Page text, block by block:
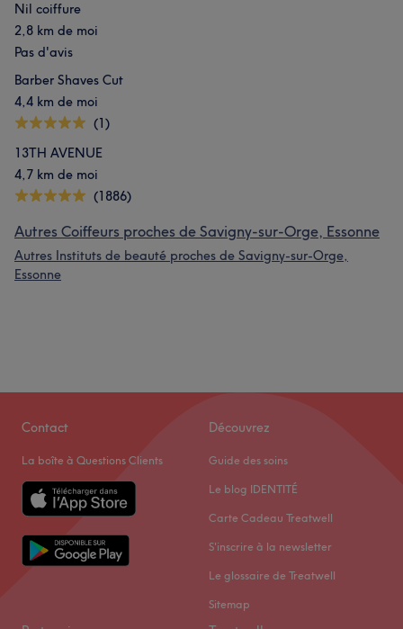
Nil coiffure
2,8 km de moi
Pas d'avis
Barber Shaves Cut
4,4 km de moi
(1)
13TH AVENUE
4,7 km de moi
(1886)
Autres Coiffeurs proches de Savigny-sur-Orge, Essonne
Autres Instituts de beauté proches de Savigny-sur-Orge,
Essonne
Contact
La boîte à Questions Clients
Découvrez
Guide des soins
Le blog IDENTITÉ
Carte Cadeau Treatwell
S'inscrire à la newsletter
Le glossaire de Treatwell
Sitemap